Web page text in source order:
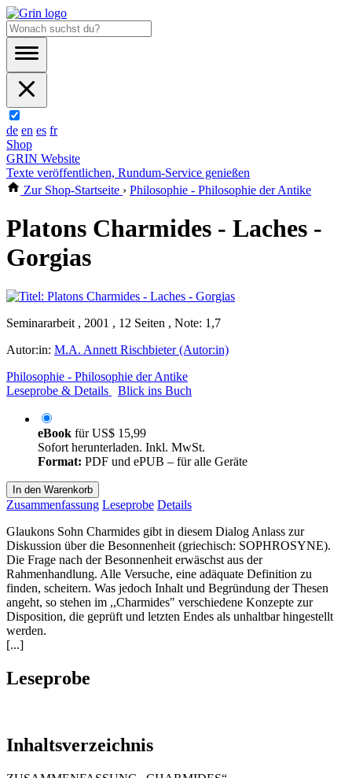
de en es fr
Shop
GRIN Website
Texte veröffentlichen, Rundum-Service genießen
Zur Shop-Startseite › Philosophie - Philosophie der Antike
Platons Charmides - Laches -
Gorgias
Seminararbeit , 2001 , 12 Seiten , Note: 1,7
Autor:in: M.A. Annett Rischbieter (Autor:in)
Philosophie - Philosophie der Antike
Leseprobe & Details
Blick ins Buch
eBook fürUS$ 15,99
Sofort herunterladen. Inkl. MwSt.
Format: PDF und ePUB – für alle Geräte
In den Warenkorb
Zusammenfassung Leseprobe Details
Glaukons Sohn Charmides gibt in diesem Dialog Anlass zur
Diskussion über die Besonnenheit (griechisch: SOPHROSYNE).
Die Frage nach der Besonnenheit erwäschst aus der
Rahmenhandlung. Alle Versuche, eine adäquate Definition zu
finden, scheitern. Was jedoch Inhalt und Begründung der Thesen
angeht, so stehen im ,,Charmides" verschiedene Konzepte zur
Disposition, die geprüft und letzten Endes als unhaltbar hingestellt
werden.
[...]
Leseprobe
Inhaltsverzeichnis